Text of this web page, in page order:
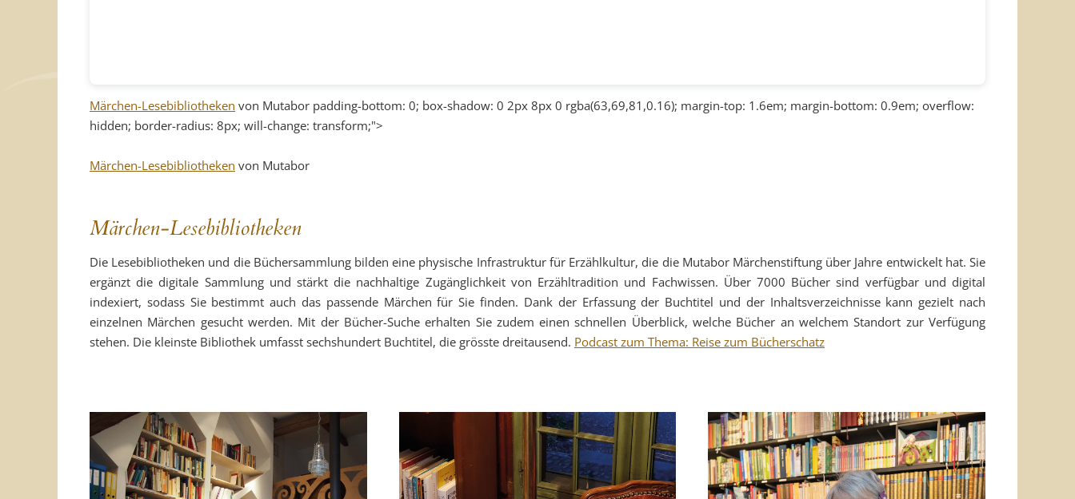
Märchen-Lesebibliotheken von Mutabor padding-bottom: 0; box-shadow: 0 2px 8px 0 rgba(63,69,81,0.16); margin-top: 1.6em; margin-bottom: 0.9em; overflow:
hidden; border-radius: 8px; will-change: transform;">
Märchen-Lesebibliotheken von Mutabor
Märchen-Lesebibliotheken
Die Lesebibliotheken und die Büchersammlung bilden eine physische Infrastruktur für Erzählkultur, die die Mutabor Märchenstiftung über Jahre entwickelt hat. Sie
ergänzt die digitale Sammlung und stärkt die nachhaltige Zugänglichkeit von Erzähltradition und Fachwissen. Über 7000 Bücher sind verfügbar und digital
indexiert, sodass Sie bestimmt auch das passende Märchen für Sie finden. Dank der Erfassung der Buchtitel und der Inhaltsverzeichnisse kann gezielt nach
einzelnen Märchen gesucht werden. Mit der Bücher-Suche erhalten Sie zudem einen schnellen Überblick, welche Bücher an welchem Standort zur Verfügung
stehen. Die kleinste Bibliothek umfasst sechshundert Buchtitel, die grösste dreitausend. Podcast zum Thema: Reise zum Bücherschatz